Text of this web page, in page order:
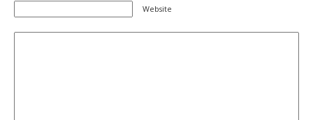
Website